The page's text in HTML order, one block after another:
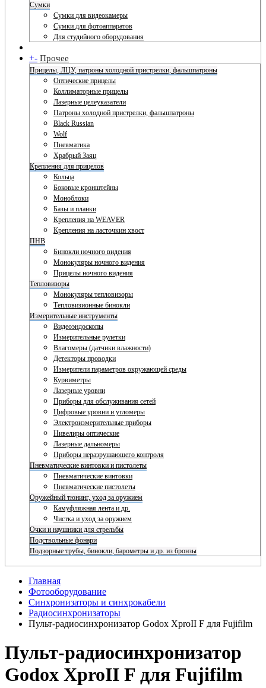
Сумки
Сумки для видеокамеры
Сумки для фотоаппаратов
Для студийного оборудования
+- Прочее
Прицелы, ЛЦУ, патроны холодной пристрелки, фальшпатроны
Оптические прицелы
Коллиматорные прицелы
Лазерные целеуказатели
Патроны холодной пристрелки, фальшпатроны
Black Russian
Wolf
Пневматика
Храбрый Заяц
Крепления для прицелов
Кольца
Боковые кронштейны
Моноблоки
Базы и планки
Крепления на WEAVER
Крепления на ласточкин хвост
ПНВ
Бинокли ночного видения
Монокуляры ночного видения
Прицелы ночного видения
Тепловизоры
Монокуляры тепловизоры
Тепловизионные бинокли
Измерительные инструменты
Видеоэндоскопы
Измерительные рулетки
Влагомеры (датчики влажности)
Детекторы проводки
Измерители параметров окружающей среды
Курвиметры
Лазерные уровни
Приборы для обслуживания сетей
Цифровые уровни и угломеры
Электроизмерительные приборы
Нивелиры оптические
Лазерные дальномеры
Приборы неразрушающего контроля
Пневматические винтовки и пистолеты
Пневматические винтовки
Пневматические пистолеты
Оружейный тюнинг, уход за оружием
Камуфляжная лента и др.
Чистка и уход за оружием
Очки и наушники для стрельбы
Подствольные фонари
Подзорные трубы, бинокли, барометры и др. из бронзы
Главная
Фотооборудование
Синхронизаторы и синхрокабели
Радиосинхронизаторы
Пульт-радиосинхронизатор Godox XproII F для Fujifilm
Пульт-радиосинхронизатор
Godox XproII F для Fujifilm